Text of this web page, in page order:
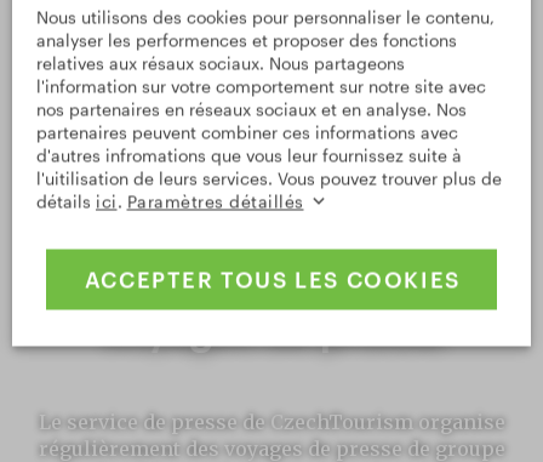
VOIR AUTRES
Le service de presse de CzechTourism organise
régulièrement des voyages de presse de groupe
Nous utilisons des cookies pour personnaliser le contenu,
analyser les performences et proposer des fonctions
relatives aux résaux sociaux. Nous partageons
l'information sur votre comportement sur notre site avec
nos partenaires en réseaux sociaux et en analyse. Nos
partenaires peuvent combiner ces informations avec
d'autres infromations que vous leur fournissez suite à
l'uitilisation de leurs services. Vous pouvez trouver plus de
détails ici. Paramètres détaillés
ACCEPTER TOUS LES COOKIES